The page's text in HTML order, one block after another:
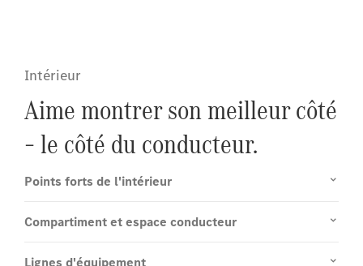
Intérieur
Aime montrer son meilleur côté
– le côté du conducteur.
Points forts de l'intérieur
Compartiment et espace conducteur
Lignes d'équipement